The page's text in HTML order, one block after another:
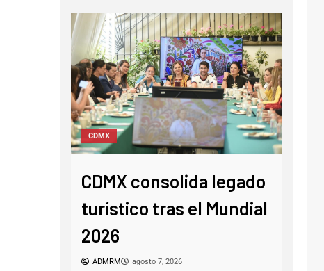
CDMX
CDMX consolida legado
turístico tras el Mundial
2026
ADMRM agosto 7, 2026